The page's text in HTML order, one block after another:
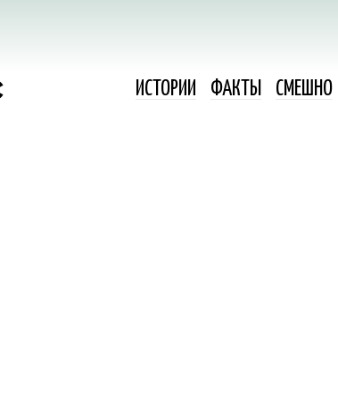
ИСТОРИИ ФАКТЫ СМЕШНО